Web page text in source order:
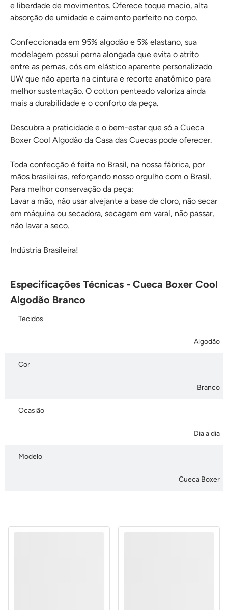
e liberdade de movimentos. Oferece toque macio, alta
absorção de umidade e caimento perfeito no corpo.
Confeccionada em 95% algodão e 5% elastano, sua
modelagem possui perna alongada que evita o atrito
entre as pernas, cós em elástico aparente personalizado
UW que não aperta na cintura e recorte anatômico para
melhor sustentação. O cotton penteado valoriza ainda
mais a durabilidade e o conforto da peça.
Descubra a praticidade e o bem-estar que só a Cueca
Boxer Cool Algodão da Casa das Cuecas pode oferecer.
Toda confecção é feita no Brasil, na nossa fábrica, por
mãos brasileiras, reforçando nosso orgulho com o Brasil.
Para melhor conservação da peça:
Lavar a mão, não usar alvejante a base de cloro, não secar
em máquina ou secadora, secagem em varal, não passar,
não lavar a seco.
Indústria Brasileira!
Especificações Técnicas - Cueca Boxer Cool
Algodão Branco
Tecidos
Algodão
Cor
Branco
Ocasião
Dia a dia
Modelo
Cueca Boxer